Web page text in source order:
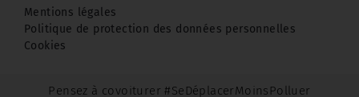
Mentions légales
Politique de protection des données personnelles
Cookies
Pensez à covoiturer #SeDéplacerMoinsPolluer